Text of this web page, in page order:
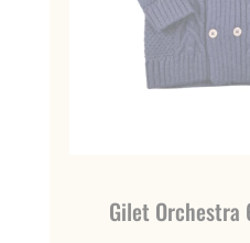
Gilet Orchestra